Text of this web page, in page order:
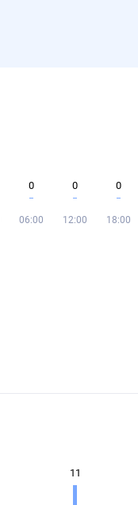
0
06:00
0
12:00
0
18:00
11